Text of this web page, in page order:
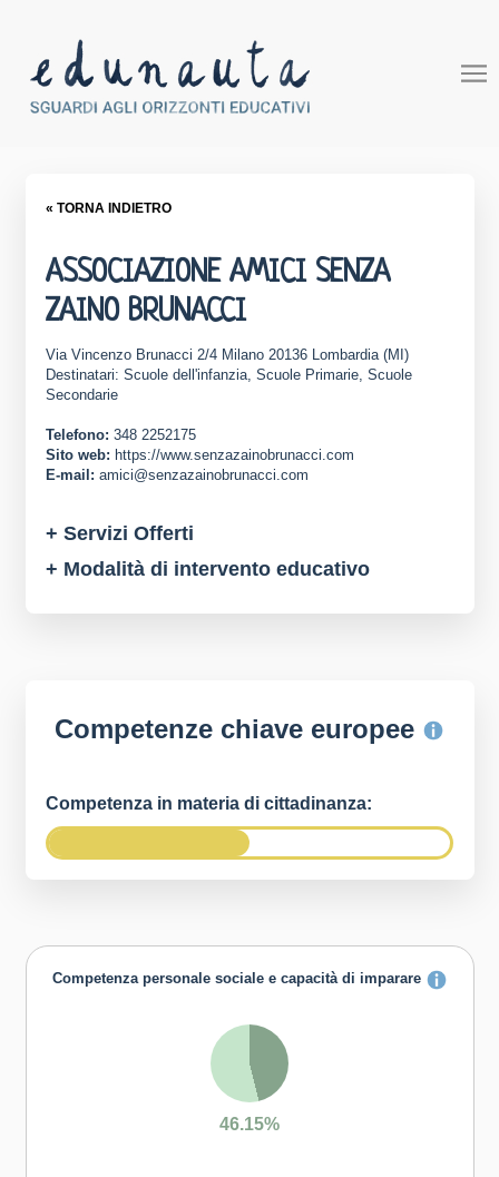
« TORNA INDIETRO
ASSOCIAZIONE AMICI SENZA
ZAINO BRUNACCI
Via Vincenzo Brunacci 2/4 Milano 20136 Lombardia (MI)
Destinatari: Scuole dell'infanzia, Scuole Primarie, Scuole
Secondarie
Telefono: 348 2252175
Sito web: https://www.senzazainobrunacci.com
E-mail: amici@senzazainobrunacci.com
+ Servizi Offerti
+ Modalità di intervento educativo
Competenze chiave europee
Competenza in materia di cittadinanza:
Competenza personale sociale e capacità di imparare
46.15%